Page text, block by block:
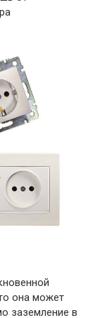
она может
заземление в